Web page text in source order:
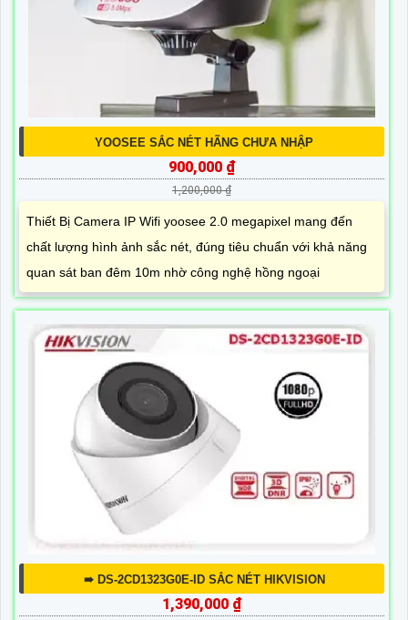
YOOSEE SẮC NÉT HÃNG CHƯA NHẬP
900,000 ₫
1,200,000 ₫
Thiết Bị Camera IP Wifi yoosee 2.0 megapixel mang đến
chất lượng hình ảnh sắc nét, đúng tiêu chuẩn với khả năng
quan sát ban đêm 10m nhờ công nghệ hồng ngoại
➠ DS-2CD1323G0E-ID SẮC NÉT HIKVISION
1,390,000 ₫